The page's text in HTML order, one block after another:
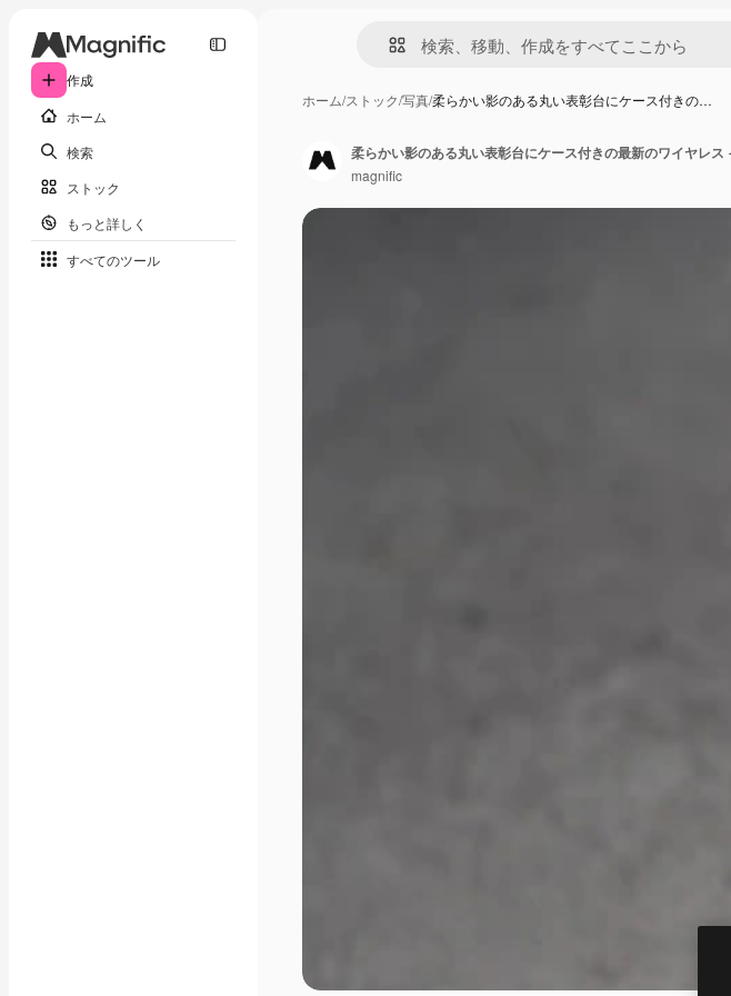
作成
ホーム
検索
ストック
もっと詳しく
すべてのツール
ホーム/ストック/写真/柔らかい影のある丸い表彰台にケース付きの…
magnific